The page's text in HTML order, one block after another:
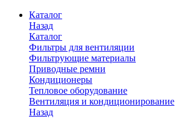
Каталог
Назад
Каталог
Фильтры для вентиляции
Фильтрующие материалы
Приводные ремни
Кондиционеры
Тепловое оборудование
Вентиляция и кондиционирование
Назад